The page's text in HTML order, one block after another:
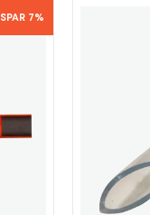
SPAR 7%